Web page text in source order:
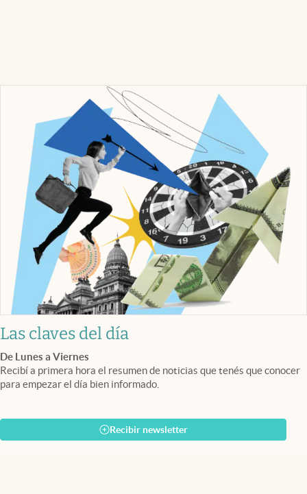
Las claves del día
De Lunes a Viernes
Recibí a primera hora el resumen de noticias que tenés que conocer
para empezar el día bien informado.
Recibir newsletter